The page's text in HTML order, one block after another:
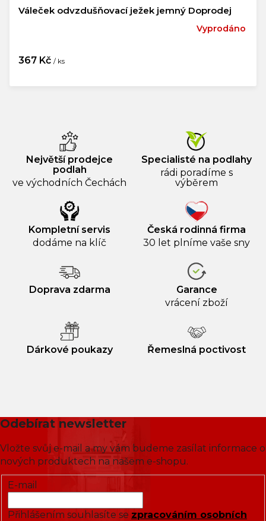
Váleček odvzdušňovací ježek jemný Doprodej
367 Kč / ks
Vyprodáno
Největší prodejce
podlah
ve východních Čechách
Specialisté na podlahy
rádi poradíme s
výběrem
Kompletní servis
dodáme na klíč
Česká rodinná firma
30 let plníme vaše sny
Doprava zdarma
Garance
vrácení zboží
Dárkové poukazy Řemeslná poctivost
Odebírat newsletter
Vložte svůj e-mail a my vám budeme zasílat informace o
nových produktech na našem e-shopu.
E-mail
Přihlášením souhlasíte se zpracováním osobních